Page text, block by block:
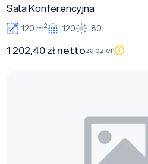
Sala Konferencyjna
120 m2 120 80
1 202,40 zł nettoza dzień